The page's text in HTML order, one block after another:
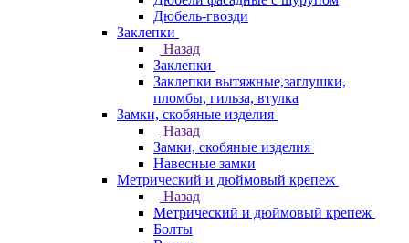
Дюбель-гвозди
Заклепки
Назад
Заклепки
Заклепки вытяжные,заглушки,
пломбы, гильза, втулка
Замки, скобяные изделия
Назад
Замки, скобяные изделия
Навесные замки
Метрический и дюймовый крепеж
Назад
Метрический и дюймовый крепеж
Болты